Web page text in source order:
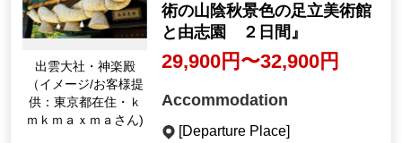
出雲大社・神楽殿
（イメージ/お客様提
供：東京都在住・ｋ
ｍｋｍａｘｍａさん)
術の山陰秋景色の足立美術館
と由志園 ２日間』
29,900円〜32,900円
Accommodation
[Departure Place]